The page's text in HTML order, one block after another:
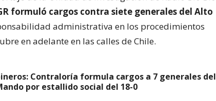
formuló cargos contra siete generales del Alto
administrativa en los procedimientos
en adelante en las calles de Chile.
Contraloría formula cargos a 7 generales del
por estallido social del 18-0